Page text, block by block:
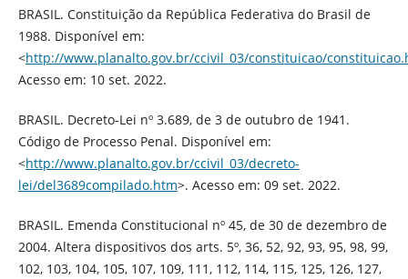
BRASIL. Constituição da República Federativa do Brasil de
1988. Disponível em:
<http://www.planalto.gov.br/ccivil_03/constituicao/
Acesso em: 10 set. 2022.
BRASIL. Decreto-Lei nº 3.689, de 3 de outubro de 1941.
Código de Processo Penal. Disponível em:
<http://www.planalto.gov.br/ccivil_03/decreto-
lei/del3689compilado.htm>. Acesso em: 09 set. 2022.
BRASIL. Emenda Constitucional nº 45, de 30 de dezembro de
2004. Altera dispositivos dos arts. 5º, 36, 52, 92, 93, 95, 98, 99,
102, 103, 104, 105, 107, 109, 111, 112, 114, 115, 125, 126, 127,